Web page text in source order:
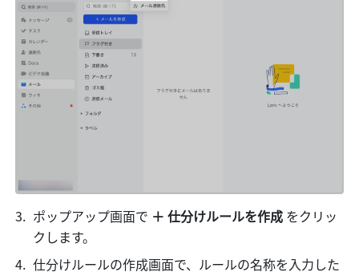
ポップアップ画面で ＋ 仕分けルールを作成 をクリッ
クします。
仕分けルールの作成画面で、ルールの名称を入力した